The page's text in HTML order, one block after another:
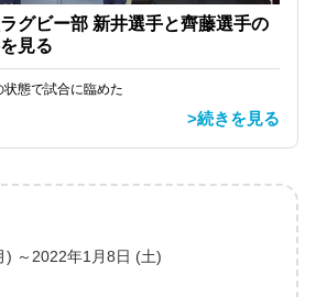
グビー部 新井選手と齊藤選手の
見る
態で試合に臨めた
>続きを見る
) ～2022年1月8日 (土)